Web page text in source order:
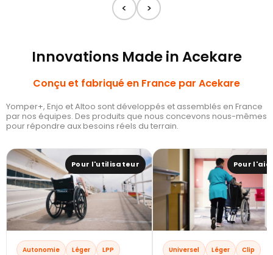
< >
Innovations Made in Acekare
Conçu et fabriqué en France par Acekare
Yomper+, Enjo et Altoo sont développés et assemblés en France
par nos équipes. Des produits que nous concevons nous-mêmes
pour répondre aux besoins réels du terrain.
Pour l'utilisateur
Autonomie Léger LPP
Pour
Universel Léger Clip